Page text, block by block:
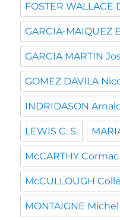
FOSTER WALLACE
GARCIA-MAIQUEZ
GARCIA MARTIN
GOMEZ DAVILA
INDRIDASON
LEWIS C. S.
McCARTHY Cormac
McCULLOUGH
MONTAIGNE